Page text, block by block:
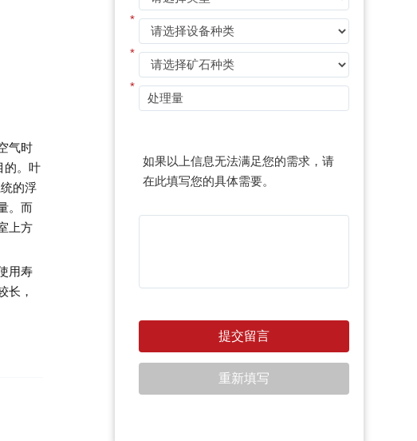
气时
的。叶
的浮
。而
上方
用寿
长，
*
*
*
如果以上信息无法满足您的需求，请
在此填写您的具体需要。